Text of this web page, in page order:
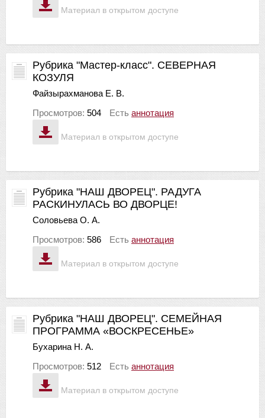
Материал в открытом доступе
Материал в открытом доступе
Рубрика "Мастер-класс". СЕВЕРНАЯ
КОЗУЛЯ
Файзырахманова Е. В.
Просмотров: 504 Есть аннотация
Материал в открытом доступе
Рубрика "НАШ ДВОРЕЦ". РАДУГА
РАСКИНУЛАСЬ ВО ДВОРЦЕ!
Соловьева О. А.
Просмотров: 586 Есть аннотация
Материал в открытом доступе
Рубрика "НАШ ДВОРЕЦ". СЕМЕЙНАЯ
ПРОГРАММА «ВОСКРЕСЕНЬЕ»
Бухарина Н. А.
Просмотров: 512 Есть аннотация